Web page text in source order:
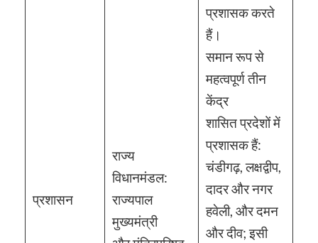
प्रशासन
राज्य
विधानमंडल:
राज्यपाल
मुख्यमंत्री
प्रशासक करते
हैं।
समान रूप से
महत्वपूर्ण तीन
केंद्र
शासित प्रदेशों में
प्रशासक हैं:
चंडीगढ़, लक्षद्वीप,
दादर और नगर
हवेली, और दमन
और दीव; इसी